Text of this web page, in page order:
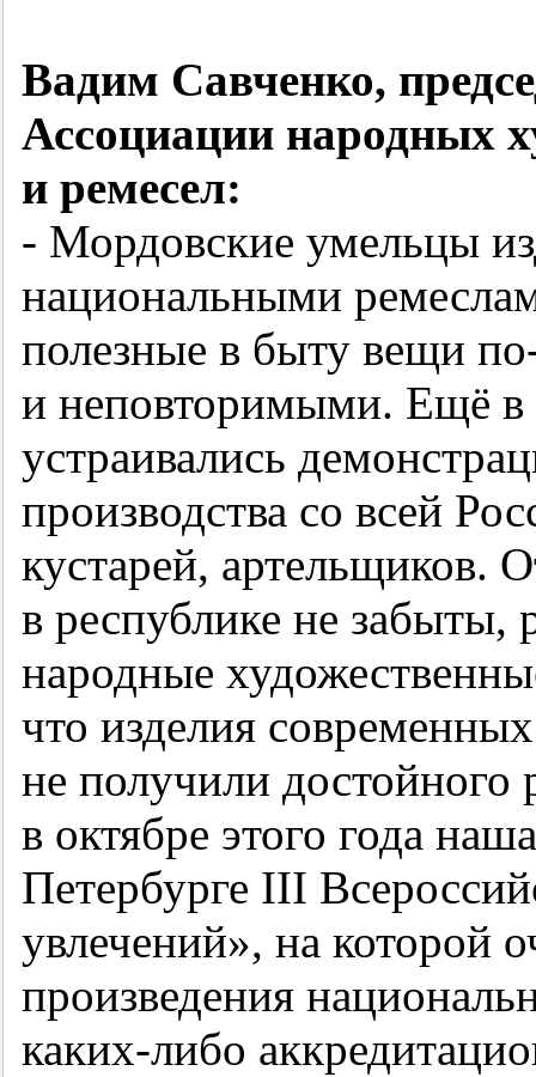
Вадим Савченко,
Ассоциации народных
и ремесел:
- Мордовские умельцы
национальными
полезные в быту вещи
и неповторимыми. Ещё в
устраивались
производства со всей
кустарей, артельщиков.
в республике не забыты,
народные
что изделия
не получили достойного
в октябре этого года
Петербурге III
увлечений», на которой
произведения
каких-либо